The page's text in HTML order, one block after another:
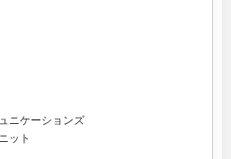
ニケーションズ
ット